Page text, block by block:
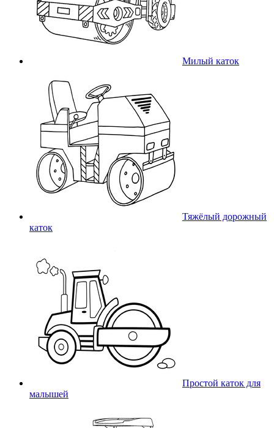
Милый каток
Тяжёлый дорожный
каток
Простой каток для
малышей